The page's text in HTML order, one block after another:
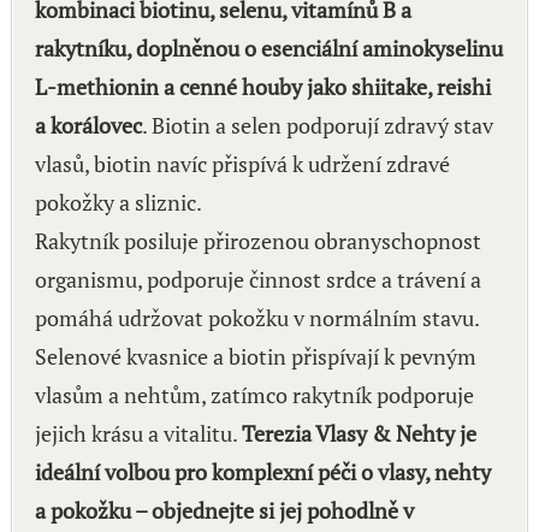
kombinaci biotinu, selenu, vitamínů B a
rakytníku, doplněnou o esenciální aminokyselinu
L-methionin a cenné houby jako shiitake, reishi
a korálovec. Biotin a selen podporují zdravý stav
vlasů, biotin navíc přispívá k udržení zdravé
pokožky a sliznic.
Rakytník posiluje přirozenou obranyschopnost
organismu, podporuje činnost srdce a trávení a
pomáhá udržovat pokožku v normálním stavu.
Selenové kvasnice a biotin přispívají k pevným
vlasům a nehtům, zatímco rakytník podporuje
jejich krásu a vitalitu.Terezia Vlasy & Nehty je
ideální volbou pro komplexní péči o vlasy, nehty
a pokožku – objednejte si jej pohodlně v